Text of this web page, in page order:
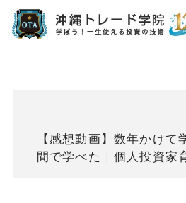
【感想動画】数年かけて
間で学べた｜個人投資家